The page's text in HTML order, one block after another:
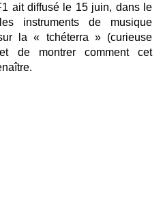
ait diffusé le 15 juin, dans le
instruments de musique
la « tchéterra » (curieuse
de montrer comment cet